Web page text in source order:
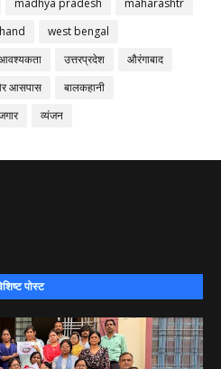
madhya pradesh
maharashtr
west bengal
उत्तरप्रदेश
औरंगाबाद
आसपास
बालकहानी
व्यंजन
पोस्ट